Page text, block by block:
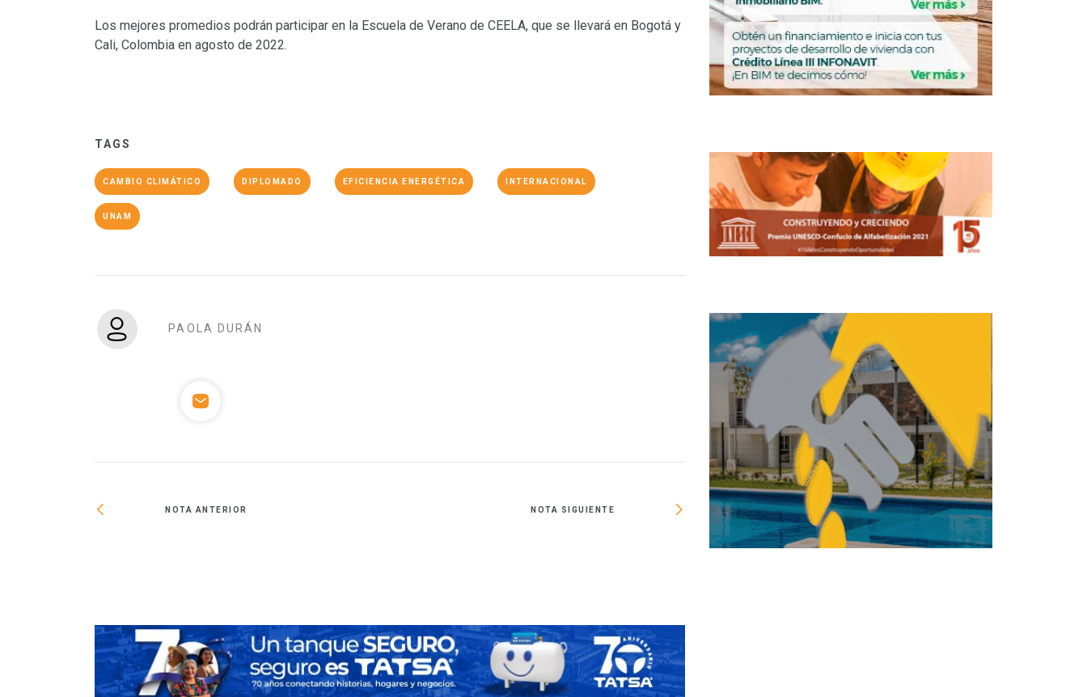
Los mejores promedios podrán participar en la Escuela de Verano de CEELA, que se llevará en Bogotá y
Cali, Colombia en agosto de 2022.
TAGS
CAMBIO CLIMÁTICO DIPLOMADO EFICIENCIA ENERGÉTICA INTERNACIONAL
UNAM
PAOLA DURÁN
NOTA ANTERIOR NOTA SIGUIENTE
KIVA invertirá cerca de 2,500 mdp para